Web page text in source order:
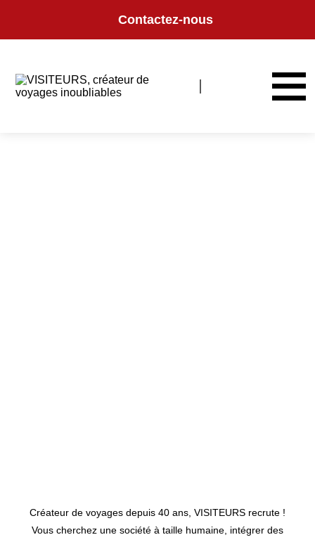
Contactez-nous
Créateur de voyages depuis 40 ans, VISITEURS recrute !
Vous cherchez une société à taille humaine, intégrer des